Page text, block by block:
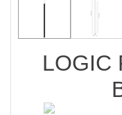
LOGIC